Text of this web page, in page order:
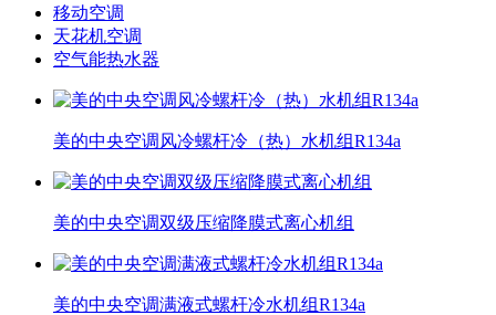
移动空调
天花机空调
空气能热水器
美的中央空调风冷螺杆冷（热）水机组R134a
美的中央空调双级压缩降膜式离心机组
美的中央空调满液式螺杆冷水机组R134a